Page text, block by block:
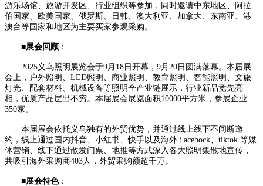
游乐场馆、旅游开发区、行业组织等参加，同时邀请中东地区、阿拉
伯国家、欧美国家、俄罗斯、日韩、澳大利亚、加拿大、东南亚、港
澳台等国家和地区为主要买家参观采购。
■展会回顾 ：
2025义乌照明展览会于9月18日开幕，9月20日圆满落幕。本届展
会上，户外照明、LED照明、商业照明、教育照明、智能照明、文旅
灯光、配套材料、机械设备等照明全产业链展示，行业新品竞先亮
相，优质产品层出不穷。本届展会展览面积10000平方米，参展企业
350家。
本届展会依托义乌独有的外贸优势，并通过线上线下不间断邀
约，线上通过国内抖音、小红书、快手以及海外 £acebock、tiktok 等媒
体营销、线下通过散发门票、地推等方式深入各大照明集散地宣传，
共吸引海外采购商403人，外贸采购额超千万。
■展会特色：